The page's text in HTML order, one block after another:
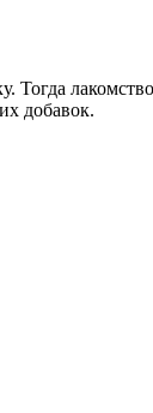
Тогда
добавок.